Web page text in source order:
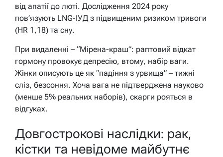
від апатії до люті. Дослідження 2024 року
пов’язують LNG-ІУД з підвищеним ризиком тривоги
(HR 1,18) та сну.
При видаленні – “Мірена-краш”: раптовий відкат
гормону провокує депресію, втому, набір ваги.
Жінки описують це як “падіння з урвища” – тижні
сліз, безсоння. Хоча вага не підтверджена науково
(менше 5% реальних наборів), скарги рояться в
відгуках.
Довгострокові наслідки: рак,
кістки та невідоме майбутнє